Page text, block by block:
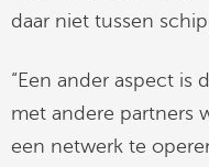
daar niet tussen
“Een ander aspect is
met andere partners
een netwerk te